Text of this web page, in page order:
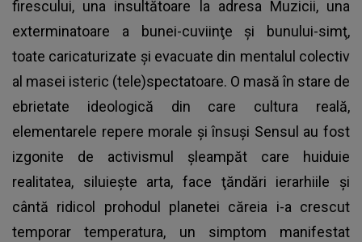
firescului, una insultătoare la adresa Muzicii, una
exterminatoare a bunei-cuviinţe şi bunului-simţ,
toate caricaturizate şi evacuate din mentalul colectiv
al masei isteric (tele)spectatoare. O masă în stare de
ebrietate ideologică din care cultura reală,
elementarele repere morale şi însuşi Sensul au fost
izgonite de activismul şleampăt care huiduie
realitatea, siluieşte arta, face ţăndări ierarhiile şi
cântă ridicol prohodul planetei căreia i-a crescut
temporar temperatura, un simptom manifestat